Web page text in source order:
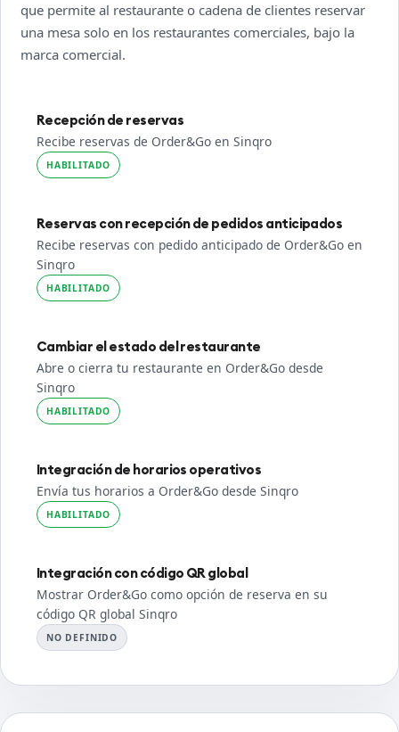
que permite al restaurante o cadena de clientes reservar
una mesa solo en los restaurantes comerciales, bajo la
marca comercial.
Recepción de reservas
Recibe reservas de Order&Go en Sinqro
HABILITADO
Reservas con recepción de pedidos anticipados
Recibe reservas con pedido anticipado de Order&Go en
Sinqro
HABILITADO
Cambiar el estado del restaurante
Abre o cierra tu restaurante en Order&Go desde
Sinqro
HABILITADO
Integración de horarios operativos
Envía tus horarios a Order&Go desde Sinqro
HABILITADO
Integración con código QR global
Mostrar Order&Go como opción de reserva en su
código QR global Sinqro
NO DEFINIDO